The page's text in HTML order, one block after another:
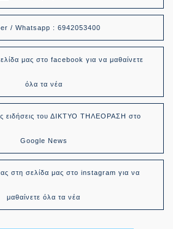
/ Whatsapp : 6942053400
μας στο facebook για να μαθαίνετε
όλα τα νέα
ειδήσεις του ΔΙΚΤΥΟ ΤΗΛΕΟΡΑΣΗ στο
Google News
στη σελίδα μας στο instagram για να
μαθαίνετε όλα τα νέα